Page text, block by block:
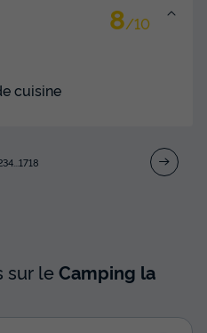
8/10
cuisine
34... 1718
sur leCamping la